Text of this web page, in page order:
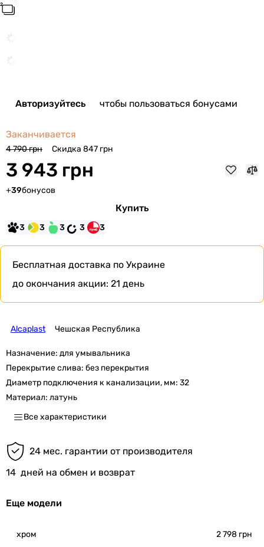
Авторизуйтесь чтобы пользоваться бонусами
Заканчивается
4 790 грн Скидка 847 грн
3 943 грн
+39бонусов
Купить
3 3 3 3 3
Бесплатная доставка по Украине
до окончания акции: 21 день
Alcaplast Чешская Республика
Назначение: для умывальника
Перекрытие слива: без перекрытия
Диаметр подключения к канализации, мм: 32
Материал: латунь
Все характеристики
24 мес. гарантии от производителя
14 дней на обмен и возврат
Еще модели
хром 2 798 грн